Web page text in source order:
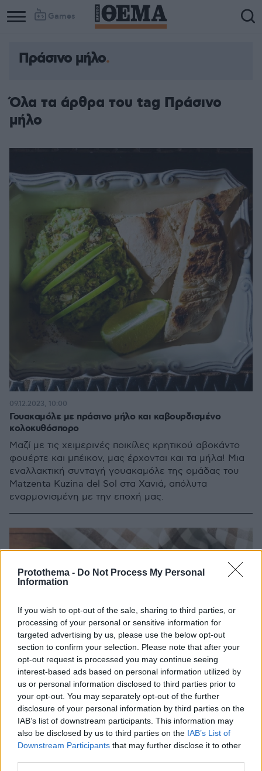
Protothema - Do Not Process My Personal
Information
If you wish to opt-out of the sale, sharing to third parties, or
processing of your personal or sensitive information for
targeted advertising by us, please use the below opt-out
section to confirm your selection. Please note that after your
opt-out request is processed you may continue seeing
interest-based ads based on personal information utilized by
us or personal information disclosed to third parties prior to
your opt-out. You may separately opt-out of the further
disclosure of your personal information by third parties on the
IAB’s list of downstream participants. This information may
also be disclosed by us to third parties on the IAB’s List of
Downstream Participants that may further disclose it to other
Games
Πράσινο μήλο
Όλα τα άρθρα του tag Πράσινο
μήλο
Γουακαμόλε με πράσινο μήλο και καβουρδισμένο
κολοκυθόσπορο
Μαζί με τις χειμερινές ποικίλες κρητικού αβοκάντο
φουέρτε και μπέικον, μας έρχονται και τα μήλα! Μια
εναλλακτική συνταγή γουακαμόλε της ομάδας του
Matzenta Kuzina del Sol στα Χανιά, απόλυτα
εναρμονισμένη με την εποχή μας.
09.12.2023, 10:00